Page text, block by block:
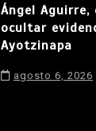
Ángel
ocultar
Ayotzinapa
agosto 6, 2026